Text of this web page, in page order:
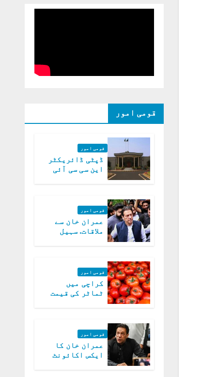
قومی امور
قومی امور
ڈپٹی ڈائریکٹر
این سی سی آئی
قومی امور
عمران خان سے
ملاقات. سہیل
قومی امور
کراچی میں
ٹماٹر کی قیمت
قومی امور
عمران خان کا
ایکس اکائونٹ